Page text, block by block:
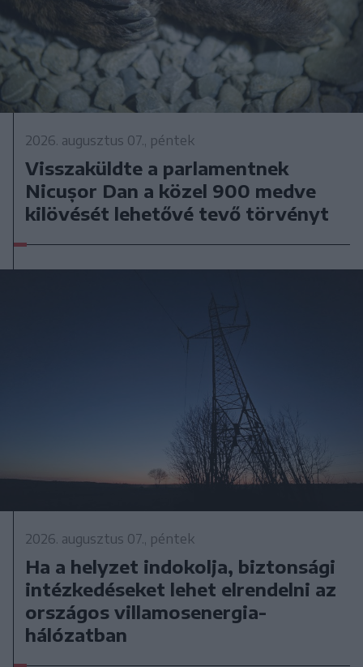
2026. augusztus 07., péntek
Visszaküldte a parlamentnek
Nicușor Dan a közel 900 medve
kilövését lehetővé tevő törvényt
2026. augusztus 07., péntek
Ha a helyzet indokolja, biztonsági
intézkedéseket lehet elrendelni az
országos villamosenergia-
hálózatban